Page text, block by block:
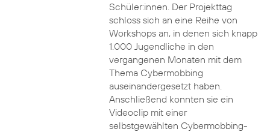
Schüler:innen. Der Projekttag
schloss sich an eine Reihe von
Workshops an, in denen sich knapp
1.000 Jugendliche in den
vergangenen Monaten mit dem
Thema Cybermobbing
auseinandergesetzt haben.
Anschließend konnten sie ein
Videoclip mit einer
selbstgewählten Cybermobbing-